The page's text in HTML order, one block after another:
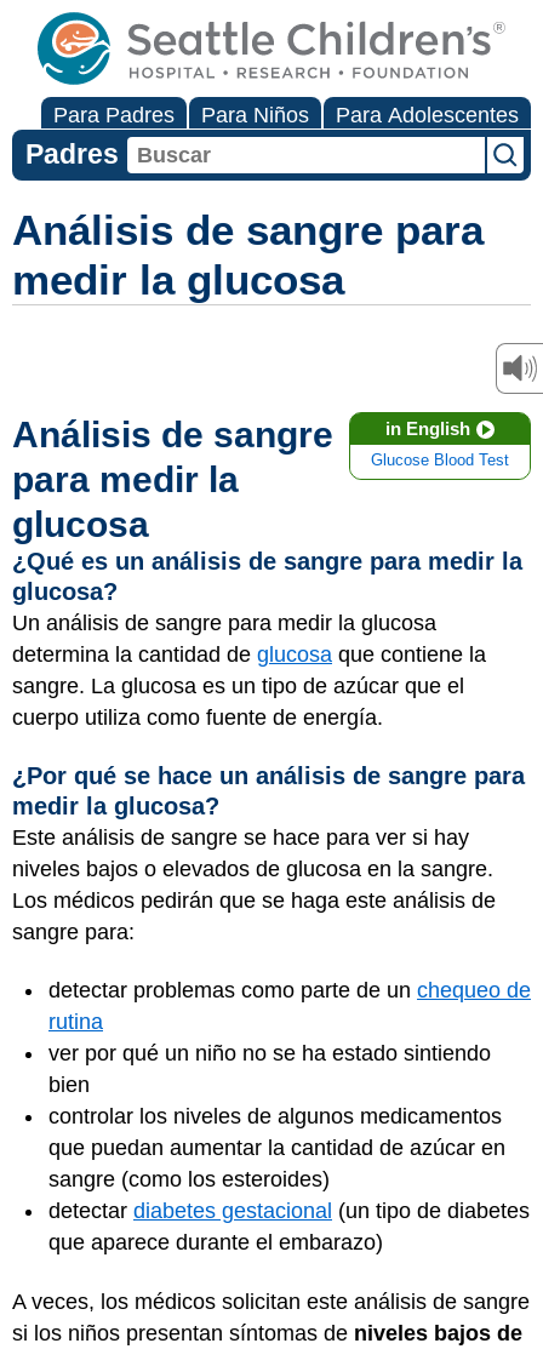
Para Padres Para Niños Para Adolescentes
Padres
Análisis de sangre para
medir la glucosa
in English
Glucose Blood Test
Análisis de sangre
para medir la
glucosa
¿Qué es un análisis de sangre para medir la
glucosa?
Un análisis de sangre para medir la glucosa
determina la cantidad de glucosa que contiene la
sangre. La glucosa es un tipo de azúcar que el
cuerpo utiliza como fuente de energía.
¿Por qué se hace un análisis de sangre para
medir la glucosa?
Este análisis de sangre se hace para ver si hay
niveles bajos o elevados de glucosa en la sangre.
Los médicos pedirán que se haga este análisis de
sangre para:
detectar problemas como parte de un chequeo de
rutina
ver por qué un niño no se ha estado sintiendo
bien
controlar los niveles de algunos medicamentos
que puedan aumentar la cantidad de azúcar en
sangre (como los esteroides)
detectar diabetes gestacional (un tipo de diabetes
que aparece durante el embarazo)
A veces, los médicos solicitan este análisis de sangre
si los niños presentan síntomas de niveles bajos de